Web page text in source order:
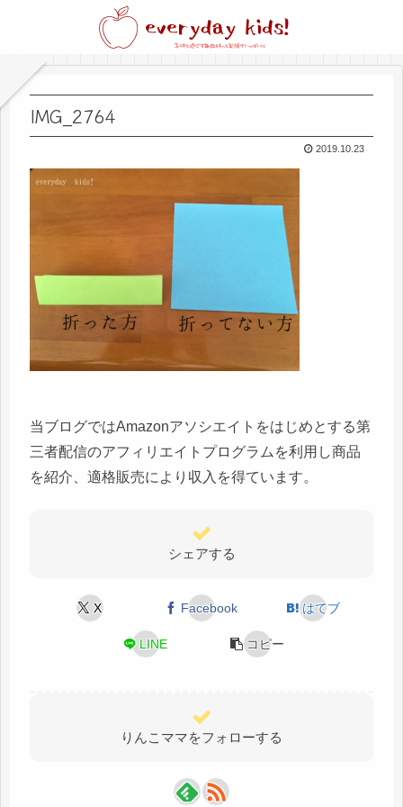
IMG_2764
2019.10.23
当ブログではAmazonアソシエイトをはじめとする第
三者配信のアフィリエイトプログラムを利用し商品
を紹介、適格販売により収入を得ています。
シェアする
X Facebook はてブ
LINE コピー
りんこママをフォローする